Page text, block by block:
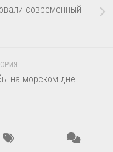
современный
на морском дне